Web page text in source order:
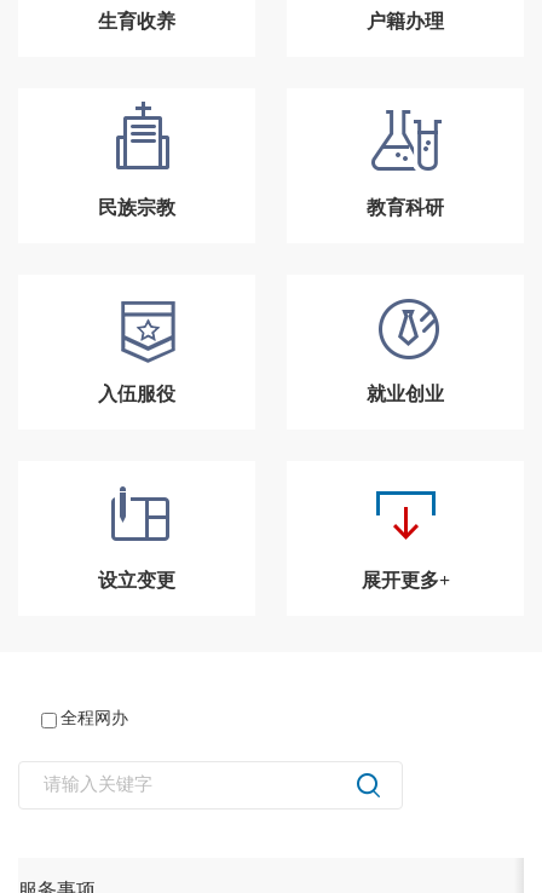
生育收养 户籍办理
民族宗教 教育科研
入伍服役 就业创业
设立变更 展开更多+
全程网办